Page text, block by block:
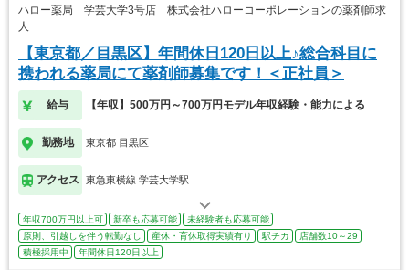
ハロー薬局 学芸大学3号店 株式会社ハローコーポレーションの薬剤師求
人
【東京都／目黒区】年間休日120日以上♪総合科目に
携われる薬局にて薬剤師募集です！＜正社員＞
給与 【年収】500万円～700万円モデル年収経験・能力による
勤務地 東京都 目黒区
アクセス 東急東横線 学芸大学駅
年収700万円以上可 新卒も応募可能
未経験者も応募可能
原則、引越しを伴う転勤なし
産休・育休取得実績有り 駅チカ
店舗数10～29
積極採用中
年間休日120日以上